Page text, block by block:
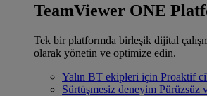
TeamViewer ONE
Tek bir platformda birleşik dijital
olarak yönetin ve optimize edin.
Yalın BT ekipleri için Proaktif
Sürtüşmesiz deneyim Pürüzsüz